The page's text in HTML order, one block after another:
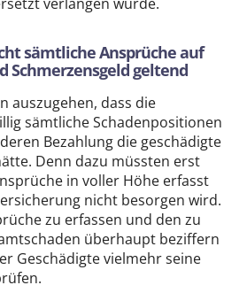
sämtliche Ansprüche auf
Schmerzensgeld geltend
auszugehen, dass die
sämtliche Schadenpositionen
Bezahlung die geschädigte
Denn dazu müssten erst
in voller Höhe erfasst
nicht besorgen wird.
zu erfassen und den zu
überhaupt beziffern
Geschädigte vielmehr seine